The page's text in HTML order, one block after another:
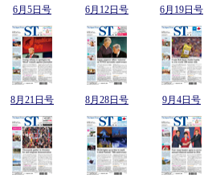
6月5日号 6月12日号 6月19日号
8月21日号 8月28日号 9月4日号